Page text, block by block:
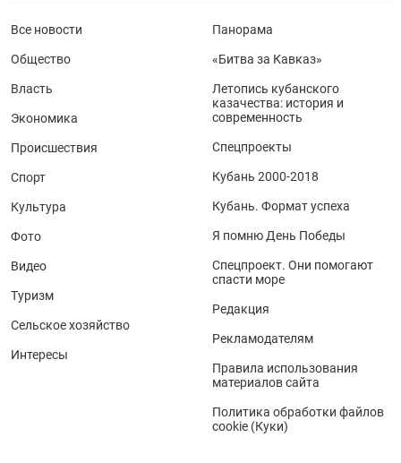
Все новости
Общество
Власть
Экономика
Происшествия
Спорт
Культура
Фото
Видео
Туризм
Сельское хозяйство
Интересы
Панорама
«Битва за Кавказ»
Летопись кубанского
казачества: история и
современность
Спецпроекты
Кубань 2000-2018
Кубань. Формат успеха
Я помню День Победы
Спецпроект. Они помогают
спасти море
Редакция
Рекламодателям
Правила использования
материалов сайта
Политика обработки файлов
cookie (Куки)